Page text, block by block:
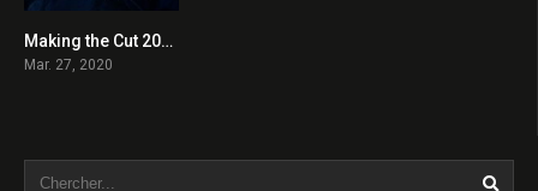
10Making the Cut 2020 en Streaming HD Gratuit !
Mar. 27, 2020